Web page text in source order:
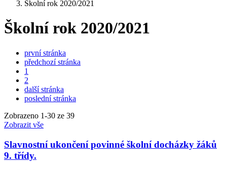
Školní rok 2020/2021
Školní rok 2020/2021
první stránka
předchozí stránka
1
2
další stránka
poslední stránka
Zobrazeno 1-30 ze 39
Zobrazit vše
Slavnostní ukončení povinné školní docházky žáků
9. třídy.